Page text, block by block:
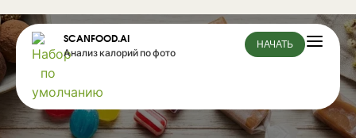
SCANFOOD.AI
Анализ калорий по фото
НАЧАТЬ